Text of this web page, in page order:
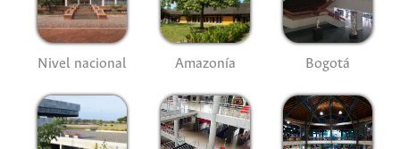
Nivel nacional Amazonía Bogotá